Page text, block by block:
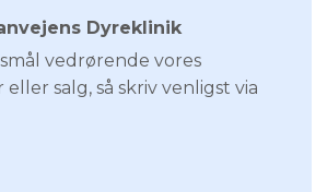
Dyreklinik
vedrørende vores
salg, så skriv venligst via